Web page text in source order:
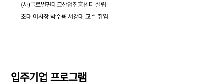
(사)글로벌핀테크산업진흥센터 설립
초대 이사장 박수용 서강대 교수 취임
입주기업 프로그램